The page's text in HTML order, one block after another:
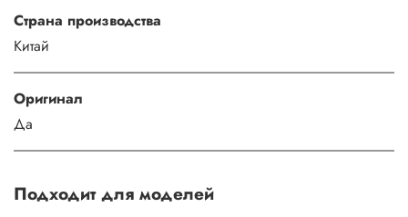
Страна производства
Китай
Оригинал
Да
Подходит для моделей